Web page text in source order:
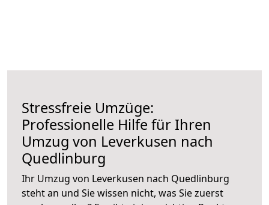
Stressfreie Umzüge:
Professionelle Hilfe für Ihren
Umzug von Leverkusen nach
Quedlinburg
Ihr Umzug von Leverkusen nach Quedlinburg
steht an und Sie wissen nicht, was Sie zuerst